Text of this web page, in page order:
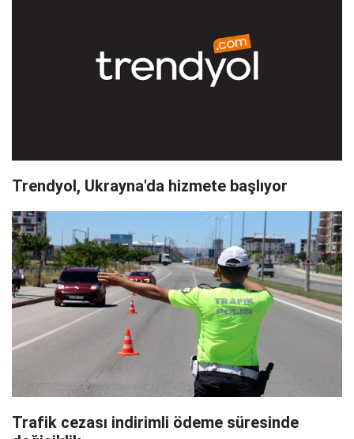
Trendyol, Ukrayna'da hizmete başlıyor
Trafik cezası indirimli ödeme süresinde